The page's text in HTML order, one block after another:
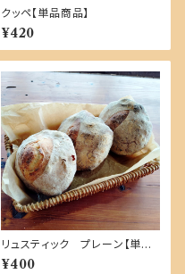
クッペ【単品商品】
¥420
リュスティック プレーン【単品
商品】
¥400